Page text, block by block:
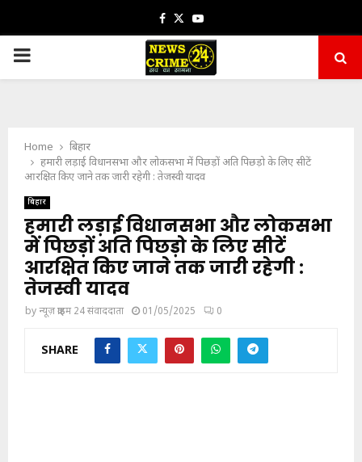
Facebook
TwitterYoutube
PRIMARY
Home
बिहार
हमारी लड़ाई विधानसभा और लोकसभा में पिछड़ों अति पिछड़ो के लिए सीटें
आरक्षित किए जाने तक जारी रहेगी : तेजस्वी यादव
बिहार
हमारी लड़ाई विधानसभा और लोकसभा
में पिछड़ों अति पिछड़ो के लिए सीटें
आरक्षित किए जाने तक जारी रहेगी :
तेजस्वी यादव
byन्यूज़ क्राइम 24 संवाददाता 01/05/2025 0
SHARE